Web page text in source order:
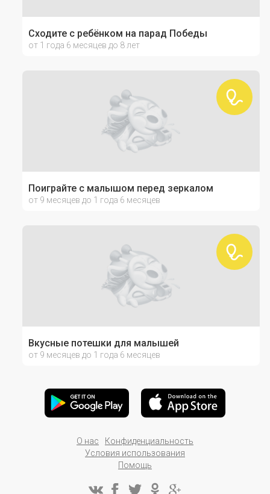
Сходите с ребёнком на парад Победы
от 1 года 6 месяцев до 8 лет
Поиграйте с малышом перед зеркалом
от 9 месяцев до 1 года 6 месяцев
Вкусные потешки для малышей
от 9 месяцев до 1 года 6 месяцев
О нас
Конфиденциальность
Условия использования
Помощь